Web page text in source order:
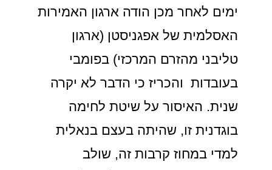
ימים לאחר מכן הודה ארגון האמירות
האסלמית של אפגניסטן (ארגון
טליבני מהזרם המרכזי) בפומבי
בעובדות והכריז כי הדבר לא יקרה
שנית. האיסור על שיטת לחימה
בוגדנית זו, שהיתה בעצם בנאלית
למדי במחוז קרבות זה, שולב